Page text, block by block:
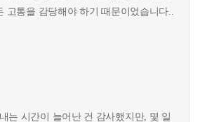
고통을 감당해야 하기 때문이었습니다..
는 시간이 늘어난 건 감사했지만, 몇 일